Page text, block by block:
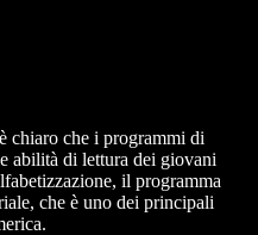
chiaro che i programmi di
abilità di lettura dei giovani
il programma
che è uno dei principali